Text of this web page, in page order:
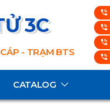
3C
- TRẠM BTS
CATALOG